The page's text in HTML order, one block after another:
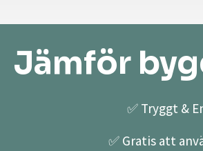
Jämför
✅ Tryggt &
✅ Gratis att